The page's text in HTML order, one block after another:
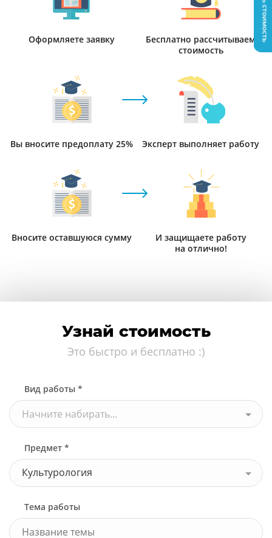
Оформляете заявку
Бесплатно рассчитываем
стоимость
Вы вносите предоплату 25% Эксперт выполняет работу
Вносите оставшуюся сумму
И защищаете работу
на отлично!
Узнай стоимость
Это быстро и бесплатно :)
Вид работы *
Начните набирать...
Предмет *
Культурология
Тема работы